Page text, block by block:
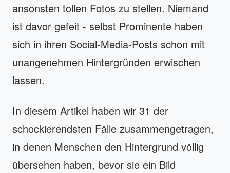
ansonsten tollen Fotos zu stellen. Niemand
ist davor gefeit - selbst Prominente haben
sich in ihren Social-Media-Posts schon mit
unangenehmen Hintergründen erwischen
lassen.
In diesem Artikel haben wir 31 der
schockierendsten Fälle zusammengetragen,
in denen Menschen den Hintergrund völlig
übersehen haben, bevor sie ein Bild